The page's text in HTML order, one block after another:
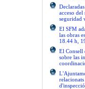
acceso
seguridad
El SFM
las obras
18.44 h,
El Consell
sobre las